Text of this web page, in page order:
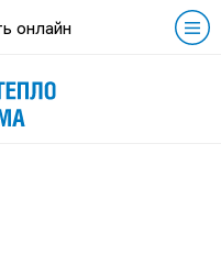
онлайн